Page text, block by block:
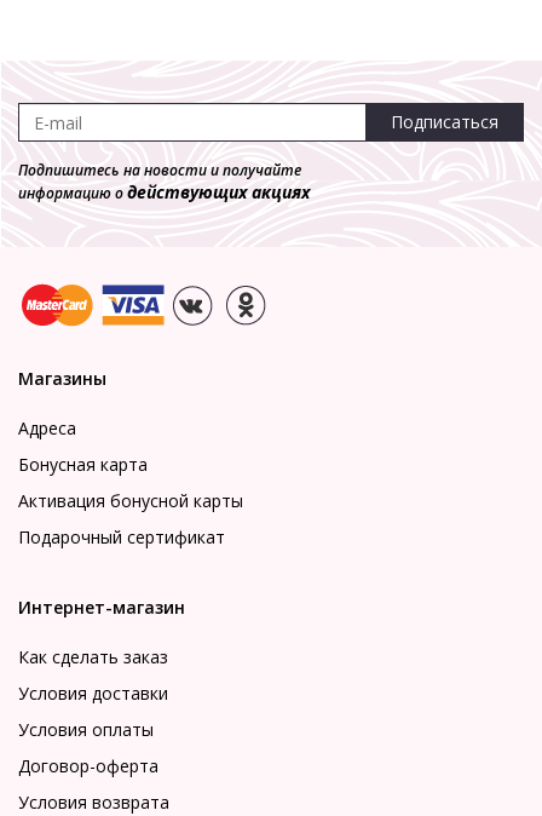
Подписаться
Подпишитесь на новости и получайте
информацию одействующих акциях
Магазины
Адреса
Бонусная карта
Активация бонусной карты
Подарочный сертификат
Интернет-магазин
Как сделать заказ
Условия доставки
Условия оплаты
Договор-оферта
Условия возврата